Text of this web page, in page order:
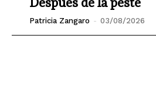
Patricia Zangaro - 03/08/2026